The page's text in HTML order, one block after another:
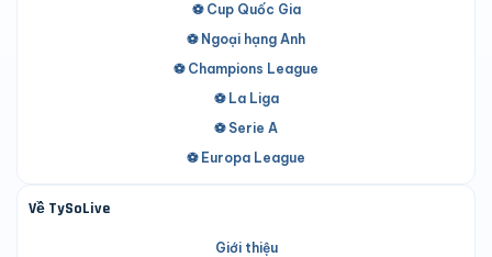
⚽ Cup Quốc Gia
⚽ Ngoại hạng Anh
⚽ Champions League
⚽ La Liga
⚽ Serie A
⚽ Europa League
Về TySoLive
Giới thiệu